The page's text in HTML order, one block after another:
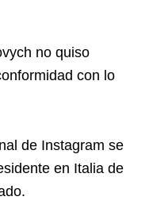
no quiso
con lo
de Instagram se
en Italia de